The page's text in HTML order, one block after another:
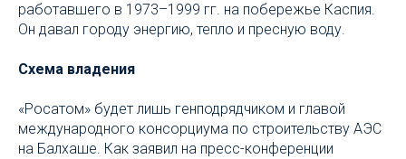
работавшего в 1973–1999 гг. на побережье Каспия.
Он давал городу энергию, тепло и пресную воду.
Схема владения
«Росатом» будет лишь генподрядчиком и главой
международного консорциума по строительству АЭС
на Балхаше. Как заявил на пресс-конференции